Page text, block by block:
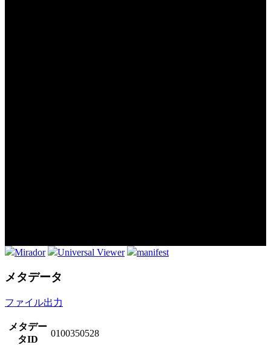
Mirador Universal Viewer manifest
メタデータ
ファイル出力
メタデー
タID
0100350528